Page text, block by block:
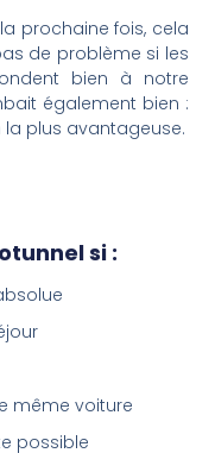
prochaine fois, cela
de problème si les
bien à notre
également bien :
la plus avantageuse.
si :
même voiture
possible